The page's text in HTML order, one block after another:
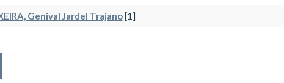
Genival Jardel Trajano[1]